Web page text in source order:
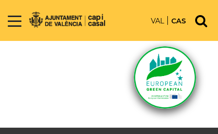
VAL CAS